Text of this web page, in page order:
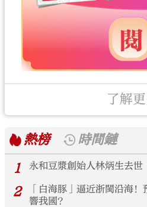
了解
熱榜
時間鏈
1
永和豆漿創始人林炳生去
2
「白海豚」逼近浙閩沿海
響我國？